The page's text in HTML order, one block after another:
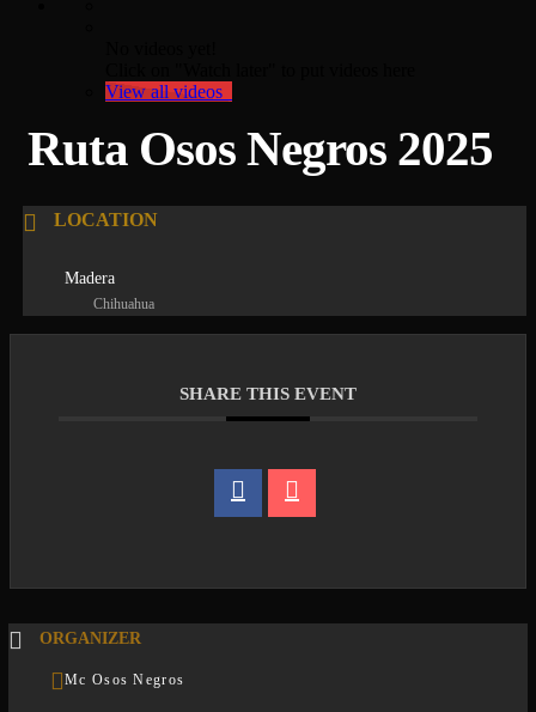
View all videos
Ruta Osos Negros 2025
LOCATION
Madera
Chihuahua
SHARE THIS EVENT
ORGANIZER
Mc Osos Negros